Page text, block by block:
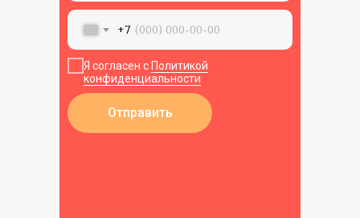
+7
Я согласен сПолитикой
конфиденциальности
Отправить